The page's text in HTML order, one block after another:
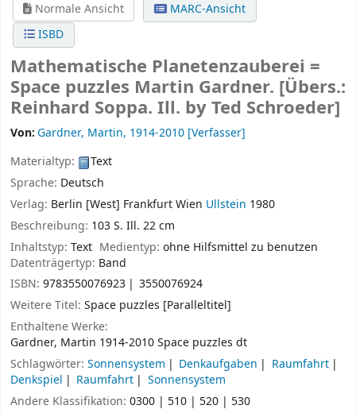
Normale Ansicht
MARC-Ansicht
ISBD
Mathematische Planetenzauberei =
Space puzzles Martin Gardner. [Übers.:
Reinhard Soppa. Ill. by Ted Schroeder]
Von:Gardner, Martin, 1914-2010 [Verfasser]
Materialtyp:
Text
Sprache: Deutsch
Verlag: Berlin [West] FrankfurtWien Ullstein 1980
Beschreibung: 103 S. Ill. 22 cm
Inhaltstyp: Text Medientyp:ohne Hilfsmittel zu benutzen
Datenträgertyp: Band
ISBN: 9783550076923
3550076924
Weitere Titel: Space puzzles [Paralleltitel]
Enthaltene Werke:
Gardner, Martin 1914-2010 Space puzzles dt
Schlagwörter: Sonnensystem Denkaufgaben
Raumfahrt
Denkspiel
Raumfahrt
Sonnensystem
Andere Klassifikation: 0300 | 510 | 520 | 530